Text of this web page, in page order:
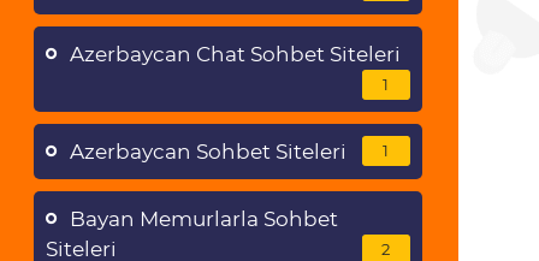
Azerbaycan Chat Sohbet Siteleri
1
Azerbaycan Sohbet Siteleri 1
Bayan Memurlarla Sohbet
Siteleri
2